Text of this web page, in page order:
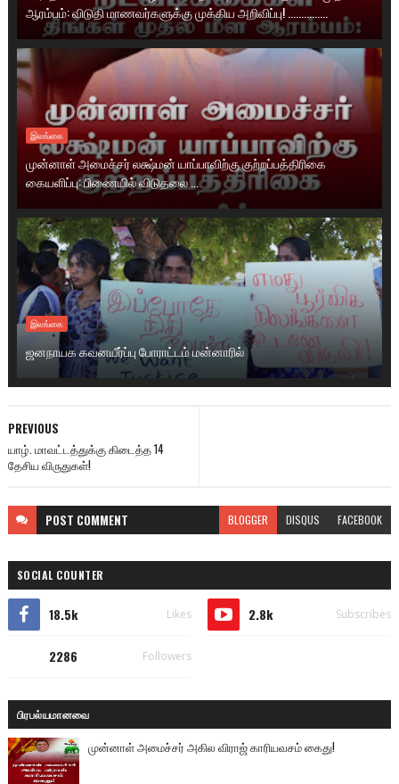
ஆரம்பம்: விடுதி மாணவர்களுக்கு முக்கிய அறிவிப்பு! ...............
இலங்கை
முன்னாள் அமைச்சர் லக்ஷ்மன் யாப்பாவிற்கு குற்றப்பத்திரிகை
கையளிப்பு: பிணையில் விடுதலை ...
இலங்கை
ஜனநாயக கவனயீர்ப்பு போராட்டம் மன்னாரில்
PREVIOUS
யாழ். மாவட்டத்துக்கு கிடைத்த 14
தேசிய விருதுகள்!
POST COMMENT BLOGGER DISQUS FACEBOOK
SOCIAL COUNTER
18.5k Likes 2.8k Subscribes
2286 Followers
பிரபல்யமானவை
முன்னாள் அமைச்சர் அகில விராஜ் காரியவசம் கைது!